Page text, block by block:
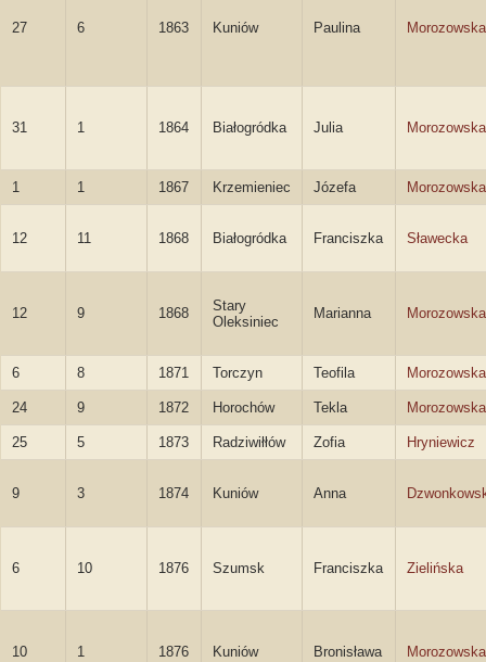
27 6 1863 Kuniów Paulina Morozowska
31 1 1864 Białogródka Julia Morozowska
1 1 1867 Krzemieniec Józefa Morozowska
12 11 1868 Białogródka Franciszka Sławecka
12 9 1868
Stary
Oleksiniec
Marianna Morozowska
6 8 1871 Torczyn Teofila Morozowska
24 9 1872 Horochów Tekla Morozowska
25 5 1873 Radziwiłłów Zofia Hryniewicz
9 3 1874 Kuniów Anna
6 10 1876 Szumsk Franciszka Zielińska
10 1 1876 Kuniów Bronisława Morozowska